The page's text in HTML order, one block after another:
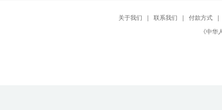
关于我们 | 联系我们 | 付款方式
|
《中